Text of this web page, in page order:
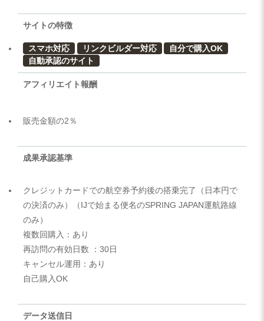
サイトの特徴
スマホ対応 リンクビルダー対応
自分で購入OK
自動承認のサイト
アフィリエイト報酬
販売金額の2％
成果承認基準
クレジットカードでの航空券予約後の搭乗完了（日本円で
の決済のみ）（IJで始まる便名のSPRING JAPAN運航路線
のみ）
複数回購入：あり
再訪問の有効日数 ：30日
キャンセル運用：あり
自己購入OK
データ送信日